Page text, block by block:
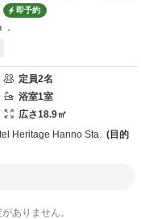
即予約
定員2名
浴室1室
広さ18.9㎡
Heritage Hanno Sta.
目的
ありません。